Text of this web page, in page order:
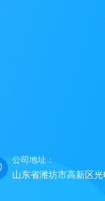
公司地址：
山东省潍坊市高新区